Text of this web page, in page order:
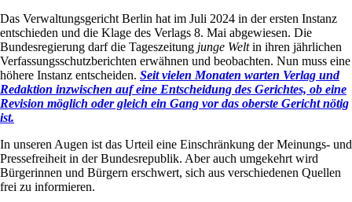
Das Verwaltungsgericht Berlin hat im Juli 2024 in der ersten Instanz
entschieden und die Klage des Verlags 8. Mai abgewiesen. Die
Bundesregierung darf die Tageszeitung junge Weltin ihren jährlichen
Verfassungsschutzberichten erwähnen und beobachten. Nun muss eine
höhere Instanz entscheiden. Seit vielen Monaten warten Verlag und
Redaktion inzwischen auf eine Entscheidung des Gerichtes, ob eine
Revision möglich oder gleich ein Gang vor das oberste Gericht nötig
ist.
In unseren Augen ist das Urteil eine Einschränkung der Meinungs- und
Pressefreiheit in der Bundesrepublik. Aber auch umgekehrt wird
Bürgerinnen und Bürgern erschwert, sich aus verschiedenen Quellen
frei zu informieren.